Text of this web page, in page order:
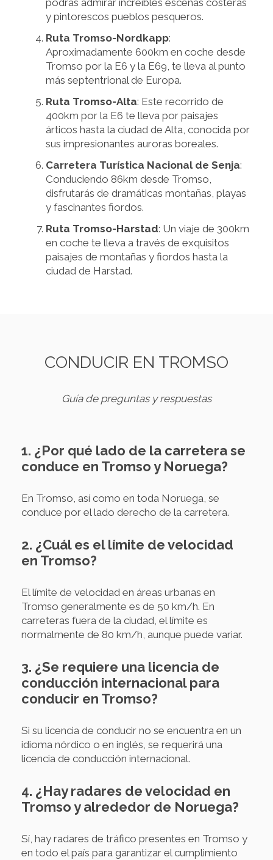
podrás admirar increíbles escenas costeras
y pintorescos pueblos pesqueros.
Ruta Tromso-Nordkapp:
Aproximadamente 600km en coche desde
Tromso por la E6 y la E69, te lleva al punto
más septentrional de Europa.
Ruta Tromso-Alta: Este recorrido de
400km por la E6 te lleva por paisajes
árticos hasta la ciudad de Alta, conocida por
sus impresionantes auroras boreales.
Carretera Turística Nacional de Senja:
Conduciendo 86km desde Tromso,
disfrutarás de dramáticas montañas, playas
y fascinantes fiordos.
Ruta Tromso-Harstad: Un viaje de 300km
en coche te lleva a través de exquisitos
paisajes de montañas y fiordos hasta la
ciudad de Harstad.
CONDUCIR EN TROMSO
Guía de preguntas y respuestas
1. ¿Por qué lado de la carretera se
conduce en Tromso y Noruega?
En Tromso, así como en toda Noruega, se
conduce por el lado derecho de la carretera.
2. ¿Cuál es el límite de velocidad
en Tromso?
El límite de velocidad en áreas urbanas en
Tromso generalmente es de 50 km/h. En
carreteras fuera de la ciudad, el límite es
normalmente de 80 km/h, aunque puede variar.
3. ¿Se requiere una licencia de
conducción internacional para
conducir en Tromso?
Si su licencia de conducir no se encuentra en un
idioma nórdico o en inglés, se requerirá una
licencia de conducción internacional.
4. ¿Hay radares de velocidad en
Tromso y alrededor de Noruega?
Sí, hay radares de tráfico presentes en Tromso y
en todo el país para garantizar el cumplimiento